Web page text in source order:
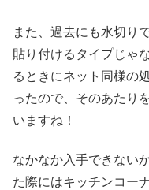
また、過去にも水切り
貼り付けるタイプじゃ
るときにネット同様の
ったので、そのあたり
いますね！
なかなか入手できない
た際にはキッチンコー